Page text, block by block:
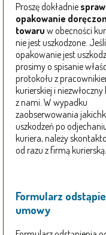
Proszę dokładnie
opakowanie
towaru w obecności
nie jest uszkodzone. Jeśli
opakowanie jest
prosimy o spisanie
protokołu z
kurierskiej i
z nami. W wypadku
zaobserwowania
uszkodzeń po
kuriera, należy
od razu z firmą kurierską.
Formularz
umowy